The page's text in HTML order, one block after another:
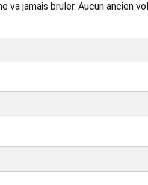
va jamais bruler. Aucun ancien